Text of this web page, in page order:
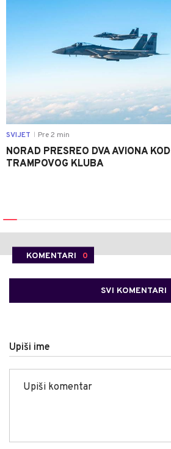
SVIJET Pre 2 min
NORAD PRESREO DVA AVIONA KOD
TRAMPOVOG KLUBA
KOMENTARI 0
SVI KOMENTARI
Upiši ime